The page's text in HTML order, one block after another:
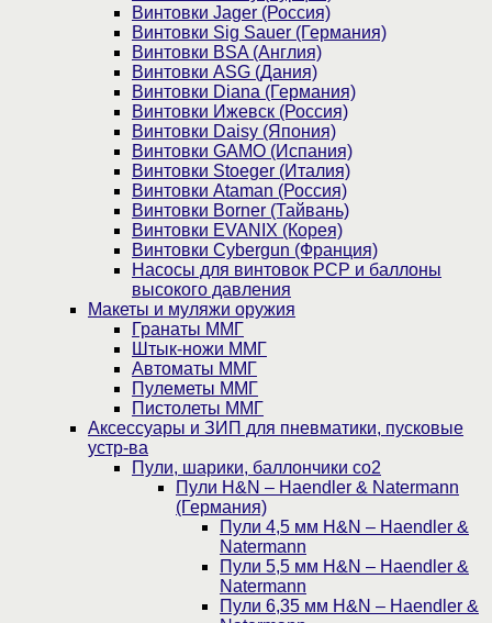
Винтовки Jager (Россия)
Винтовки Sig Sauer (Германия)
Винтовки BSA (Англия)
Винтовки ASG (Дания)
Винтовки Diana (Германия)
Винтовки Ижевск (Россия)
Винтовки Daisy (Япония)
Винтовки GAMO (Испания)
Винтовки Stoeger (Италия)
Винтовки Ataman (Россия)
Винтовки Borner (Тайвань)
Винтовки EVANIX (Корея)
Винтовки Cybergun (Франция)
Насосы для винтовок PCP и баллоны
высокого давления
Макеты и муляжи оружия
Гранаты ММГ
Штык-ножи ММГ
Автоматы ММГ
Пулеметы ММГ
Пистолеты ММГ
Аксессуары и ЗИП для пневматики, пусковые
устр-ва
Пули, шарики, баллончики со2
Пули H&N – Haendler & Natermann
(Германия)
Пули 4,5 мм H&N – Haendler &
Natermann
Пули 5,5 мм H&N – Haendler &
Natermann
Пули 6,35 мм H&N – Haendler &